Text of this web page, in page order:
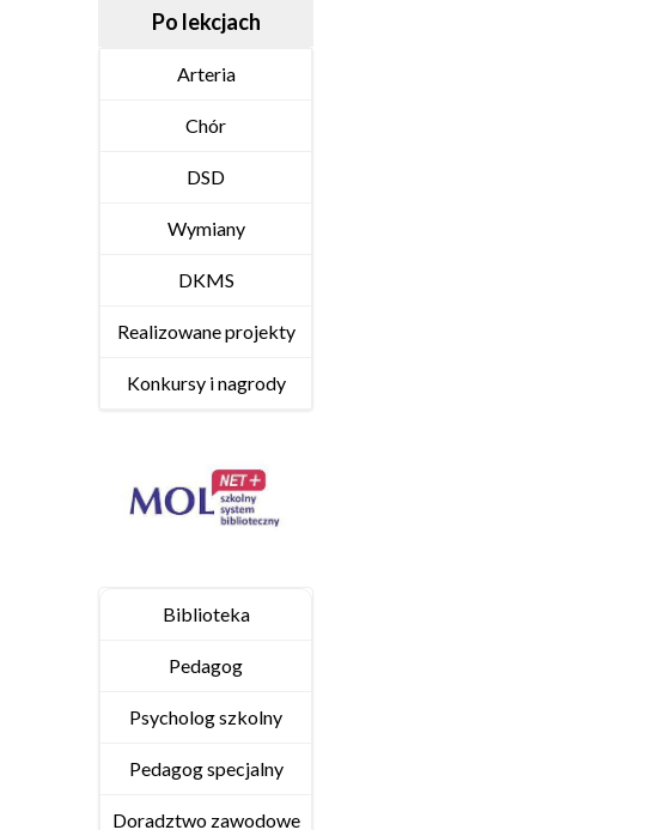
Po lekcjach
Arteria
Chór
DSD
Wymiany
DKMS
Realizowane projekty
Konkursy i nagrody
Biblioteka
Pedagog
Psycholog szkolny
Pedagog specjalny
Doradztwo zawodowe